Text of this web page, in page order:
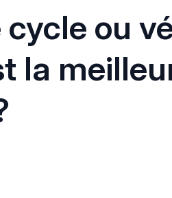
cycle ou
la